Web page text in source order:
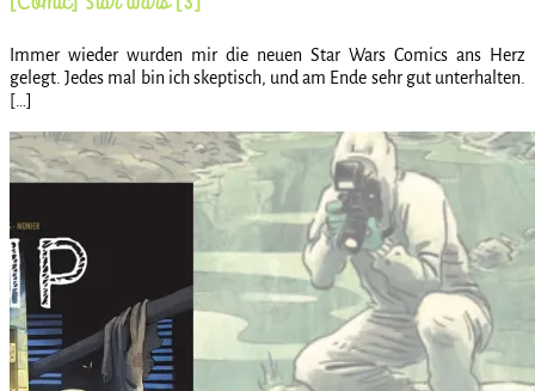
Immer wieder wurden mir die neuen Star Wars Comics ans Herz
gelegt. Jedes mal bin ich skeptisch, und am Ende sehr gut unterhalten.
[…]